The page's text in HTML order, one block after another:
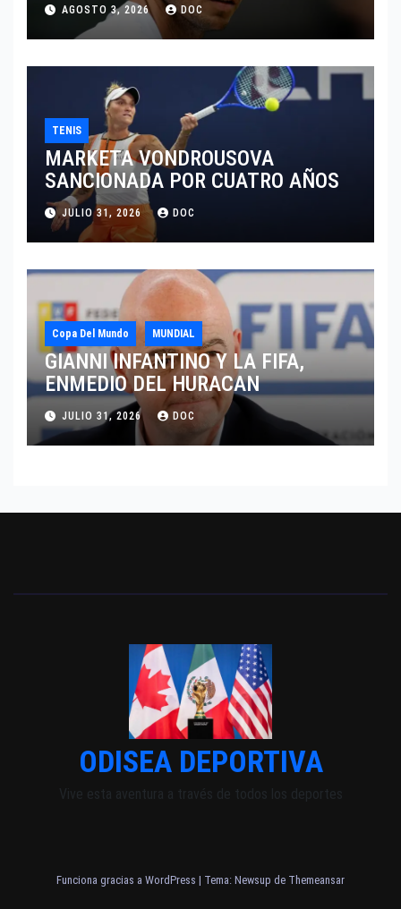
AGOSTO 3, 2026 DOC
TENIS
MARKETA VONDROUSOVA
SANCIONADA POR CUATRO AÑOS
JULIO 31, 2026 DOC
Copa Del Mundo MUNDIAL
GIANNI INFANTINO Y LA FIFA,
ENMEDIO DEL HURACAN
JULIO 31, 2026 DOC
ODISEA DEPORTIVA
Vive esta aventura a través de todos los deportes
Funciona gracias a WordPress | Tema: Newsup de Themeansar